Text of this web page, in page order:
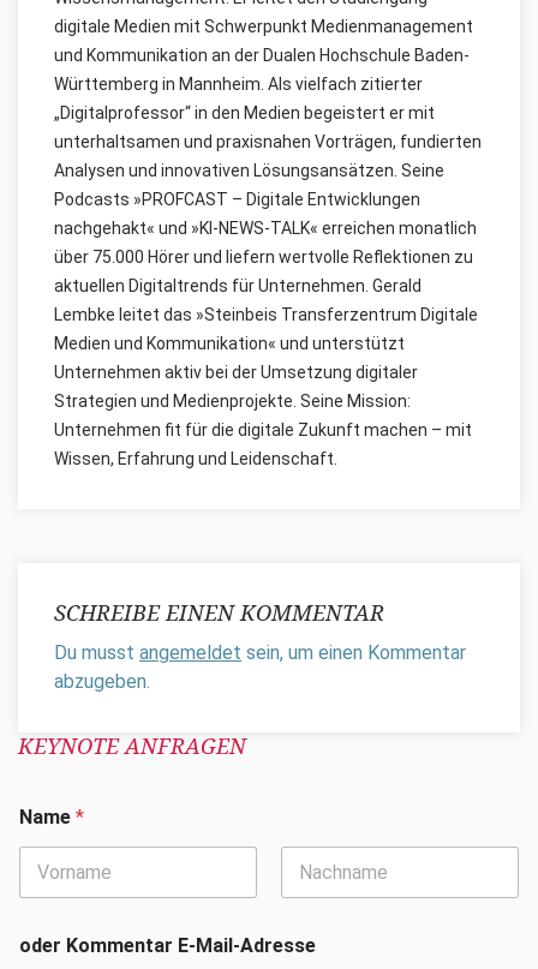
digitale Medien mit Schwerpunkt Medienmanagement
und Kommunikation an der Dualen Hochschule Baden-
Württemberg in Mannheim. Als vielfach zitierter
„Digitalprofessor“ in den Medien begeistert er mit
unterhaltsamen und praxisnahen Vorträgen, fundierten
Analysen und innovativen Lösungsansätzen. Seine
Podcasts »PROFCAST – Digitale Entwicklungen
nachgehakt« und »KI-NEWS-TALK« erreichen monatlich
über 75.000 Hörer und liefern wertvolle Reflektionen zu
aktuellen Digitaltrends für Unternehmen. Gerald
Lembke leitet das »Steinbeis Transferzentrum Digitale
Medien und Kommunikation« und unterstützt
Unternehmen aktiv bei der Umsetzung digitaler
Strategien und Medienprojekte. Seine Mission:
Unternehmen fit für die digitale Zukunft machen – mit
Wissen, Erfahrung und Leidenschaft.
SCHREIBE EINEN KOMMENTAR
Du musst angemeldet sein, um einen Kommentar
abzugeben.
KEYNOTE ANFRAGEN
Name *
oder Kommentar E-Mail-Adresse